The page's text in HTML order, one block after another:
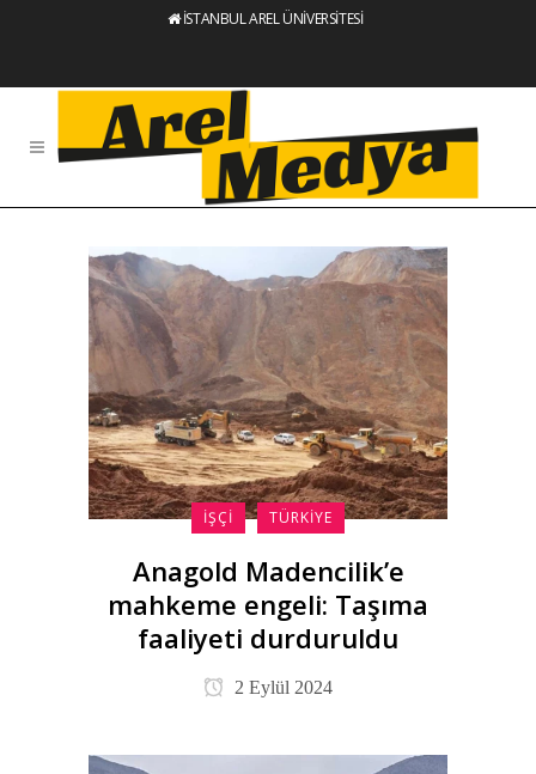
İSTANBUL AREL ÜNİVERSİTESİ
İŞÇI TÜRKIYE
Anagold Madencilik’e
mahkeme engeli: Taşıma
faaliyeti durduruldu
2 Eylül 2024